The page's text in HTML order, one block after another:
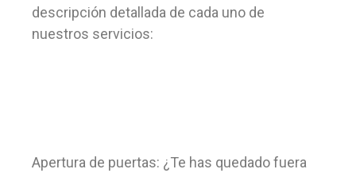
descripción detallada de cada uno de
nuestros servicios:
Apertura de puertas: ¿Te has quedado fuera